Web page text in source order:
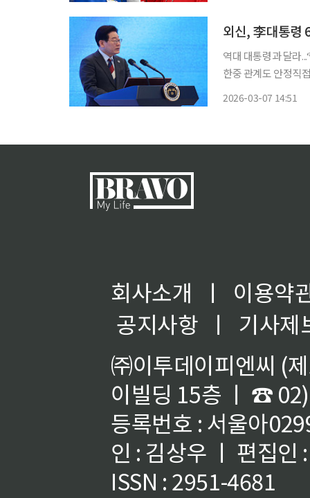
역대 대통령과 달라
한중 관계도 안정직접 소
2026-03-07 14:51
회사소개 ㅣ
이용약
공지사항
ㅣ
기사제
㈜이투데이피엔씨 (
이빌딩 15층 ㅣ ☎
등록번호 : 서울아
인 : 김상우 ㅣ 편집인
ISSN : 2951-4681